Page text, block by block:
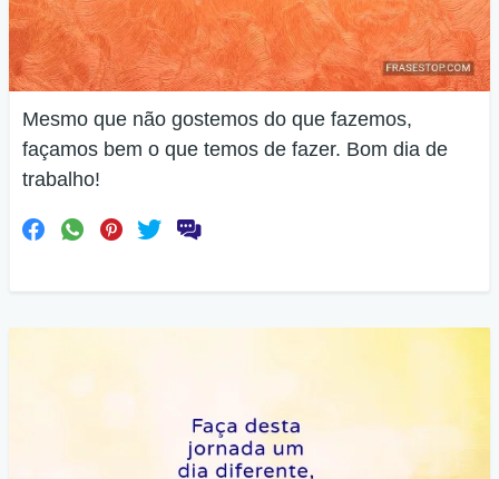
Mesmo que não gostemos do que fazemos,
façamos bem o que temos de fazer. Bom dia de
trabalho!